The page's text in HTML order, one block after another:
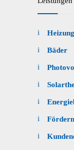
Heizung
Bäder